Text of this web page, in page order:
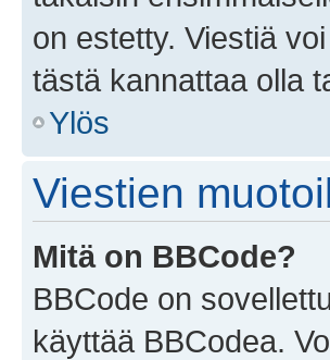
on estetty. Viestiä
tästä kannattaa olla
Ylös
Viestien
Mitä on BBCode?
BBCode on
käyttää BBCodea.